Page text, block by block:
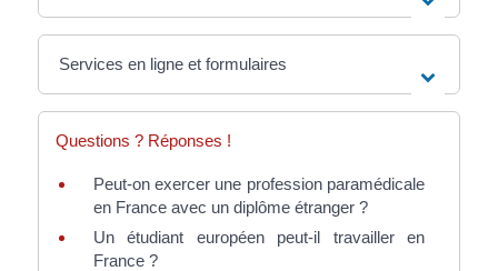
Services en ligne et formulaires
Questions ? Réponses !
Peut-on exercer une profession paramédicale
en France avec un diplôme étranger ?
Un étudiant européen peut-il travailler en
France ?